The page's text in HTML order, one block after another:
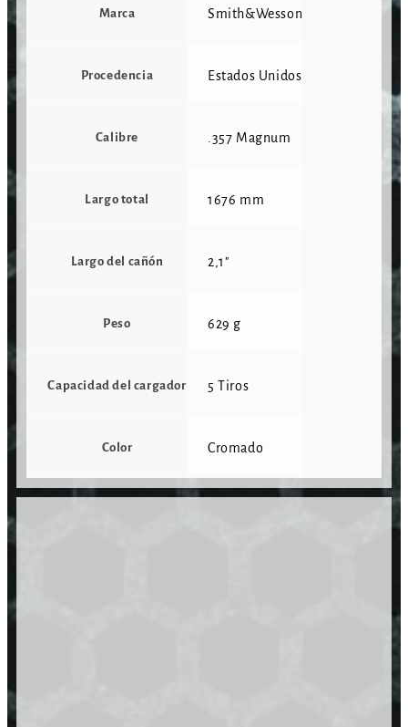
Marca Smith&Wesson
Procedencia Estados Unidos
Calibre .357 Magnum
Largo total 1676 mm
Largo del cañón 2,1"
Peso 629 g
Capacidad del cargador 5 Tiros
Color Cromado